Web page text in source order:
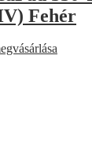
Fehér